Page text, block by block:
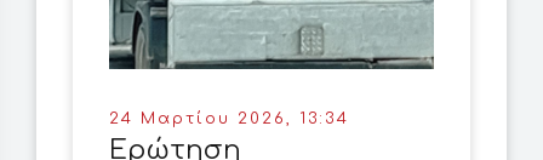
24 Μαρτίου 2026, 13:34
Ερώτηση